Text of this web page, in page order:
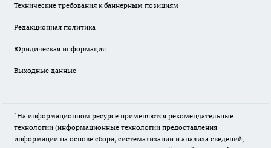
Технические требования к баннерным позициям
Редакционная политика
Юридическая информация
Выходные данные
"На информационном ресурсе применяются рекомендательные
технологии (информационные технологии предоставления
информации на основе сбора, систематизации и анализа сведений,